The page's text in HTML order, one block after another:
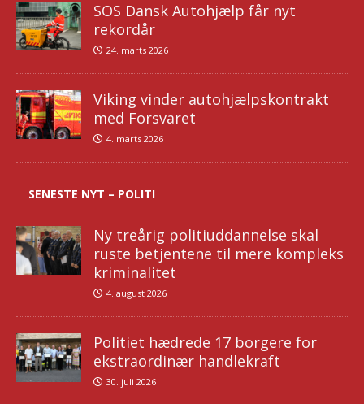
SOS Dansk Autohjælp får nyt
rekordår
24. marts 2026
Viking vinder autohjælpskontrakt
med Forsvaret
4. marts 2026
SENESTE NYT – POLITI
Ny treårig politiuddannelse skal
ruste betjentene til mere kompleks
kriminalitet
4. august 2026
Politiet hædrede 17 borgere for
ekstraordinær handlekraft
30. juli 2026